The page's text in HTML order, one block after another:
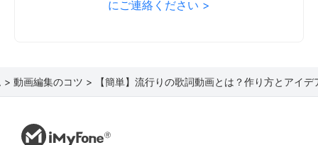
にご連絡ください >
> 動画編集のコツ > 【簡単】流行りの歌詞動画とは？作り方とアイデ